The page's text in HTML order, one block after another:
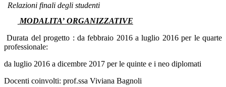
Relazioni finali degli studenti
MODALITA’ ORGANIZZATIVE
Durata del progetto : da febbraio 2016 a luglio 2016 per le quarte
professionale:
da luglio 2016 a dicembre 2017 per le quinte e i neo diplomati
Docenti coinvolti: prof.ssa Viviana Bagnoli